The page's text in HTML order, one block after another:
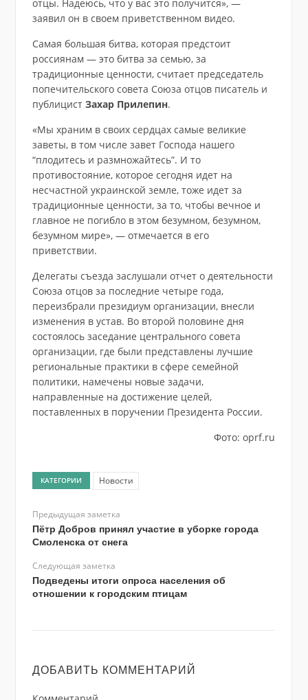
отцы. Надеюсь, что у вас это получится», —
заявил он в своем приветственном видео.
Самая большая битва, которая предстоит
россиянам — это битва за семью, за
традиционные ценности, считает председатель
попечительского совета Союза отцов писатель и
публицист Захар Прилепин.
«Мы храним в своих сердцах самые великие
заветы, в том числе завет Господа нашего
“плодитесь и размножайтесь”. И то
противостояние, которое сегодня идет на
несчастной украинской земле, тоже идет за
традиционные ценности, за то, чтобы вечное и
главное не погибло в этом безумном, безумном,
безумном мире», — отмечается в его
приветствии.
Делегаты съезда заслушали отчет о деятельности
Союза отцов за последние четыре года,
переизбрали президиум организации, внесли
изменения в устав. Во второй половине дня
состоялось заседание центрального совета
организации, где были представлены лучшие
региональные практики в сфере семейной
политики, намечены новые задачи,
направленные на достижение целей,
поставленных в поручении Президента России.
Фото: oprf.ru
КАТЕГОРИИ Новости
Предыдущая заметка
Пётр Добров принял участие в уборке города
Смоленска от снега
Следующая заметка
Подведены итоги опроса населения об
отношении к городским птицам
ДОБАВИТЬ КОММЕНТАРИЙ